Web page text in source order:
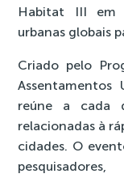
Habitat III em
urbanas globais
Criado pelo
Assentamentos
reúne a cada
relacionadas à
cidades. O